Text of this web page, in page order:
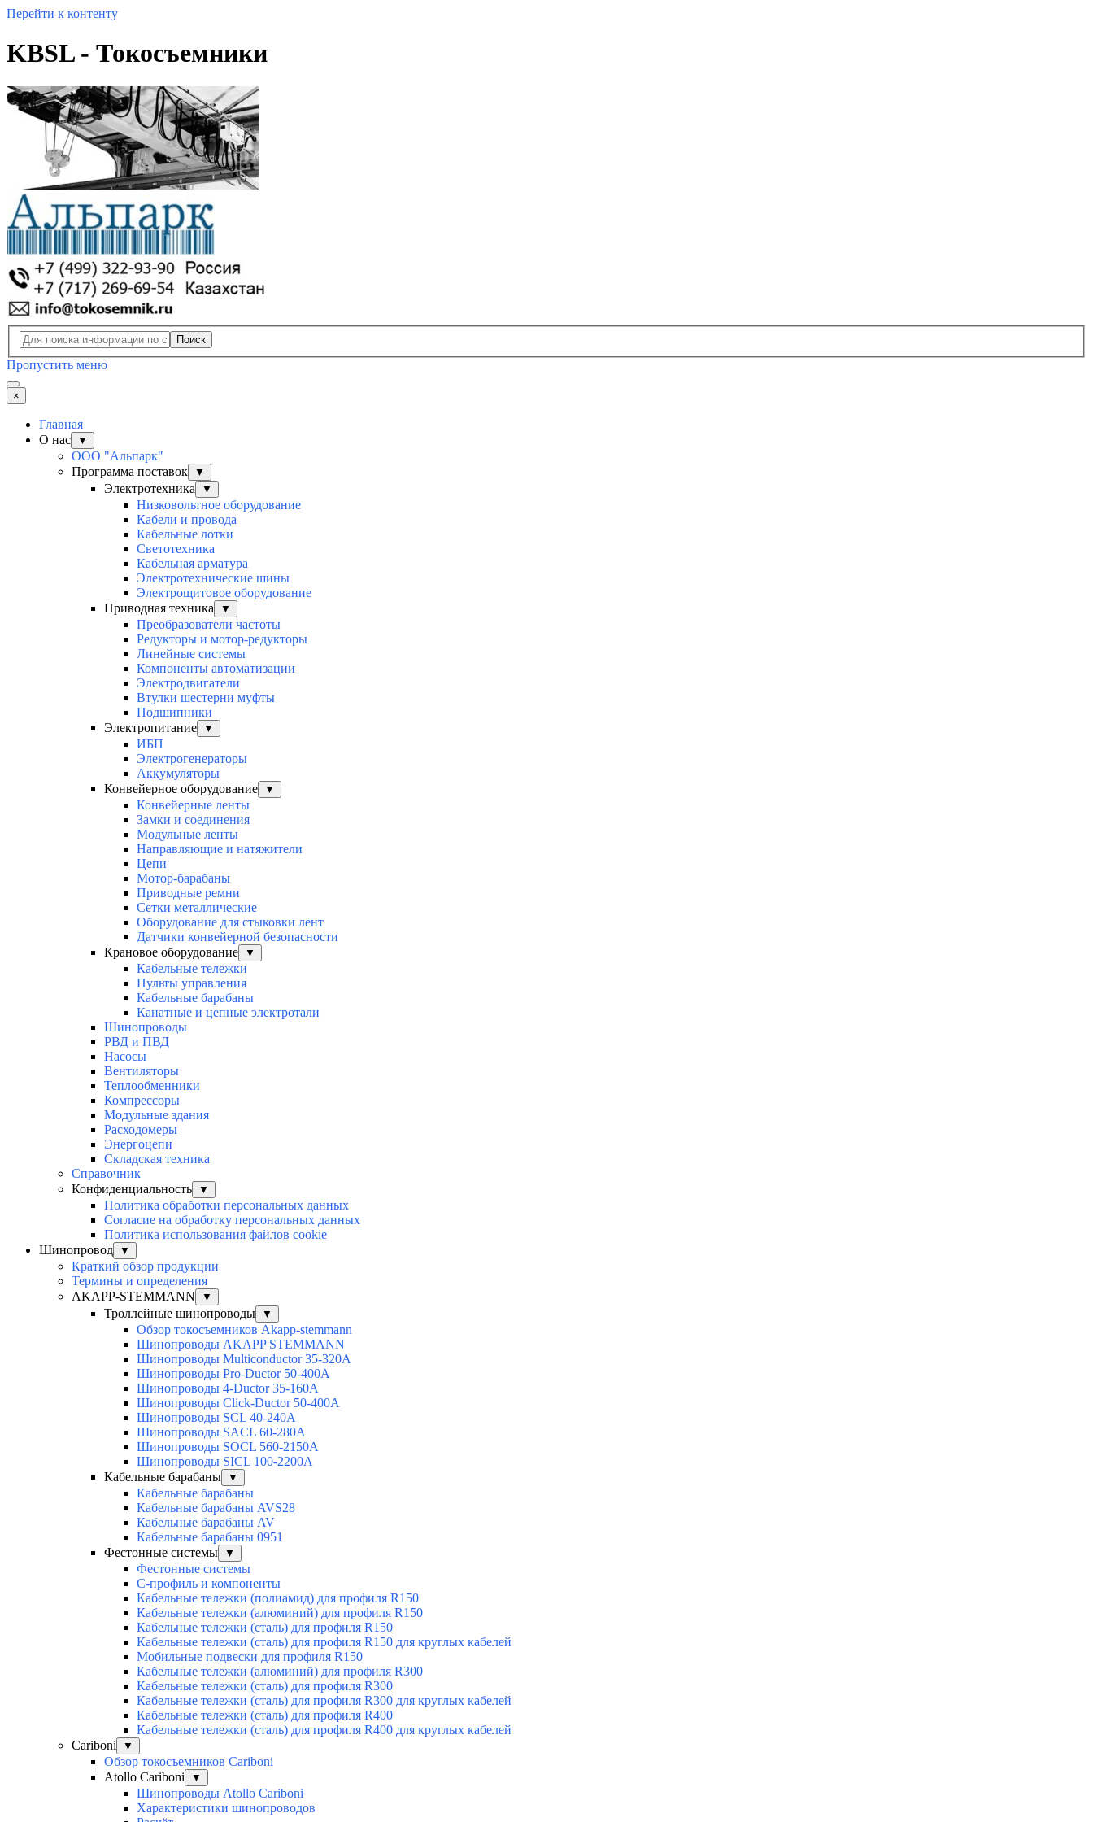
Перейти к контенту
KBSL - Токосъемники
Поиск
Пропустить меню
×
Главная
О нас
▼
ООО "Альпарк"
Программа поставок
▼
Электротехника ▼
Низковольтное оборудование
Кабели и провода
Кабельные лотки
Светотехника
Кабельная арматура
Электротехнические шины
Электрощитовое оборудование
Приводная техника
▼
Преобразователи частоты
Редукторы и мотор-редукторы
Линейные системы
Компоненты автоматизации
Электродвигатели
Втулки шестерни муфты
Подшипники
Электропитание
▼
ИБП
Электрогенераторы
Аккумуляторы
Конвейерное оборудование
▼
Конвейерные ленты
Замки и соединения
Модульные ленты
Направляющие и натяжители
Цепи
Мотор-барабаны
Приводные ремни
Сетки металлические
Оборудование для стыковки лент
Датчики конвейерной безопасности
Крановое оборудование
▼
Кабельные тележки
Пульты управления
Кабельные барабаны
Канатные и цепные электротали
Шинопроводы
РВД и ПВД
Насосы
Вентиляторы
Теплообменники
Компрессоры
Модульные здания
Расходомеры
Энергоцепи
Складская техника
Справочник
Конфиденциальность
▼
Политика обработки персональных данных
Согласие на обработку персональных данных
Политика использования файлов cookie
Шинопровод
▼
Краткий обзор продукции
Термины и определения
AKAPP-STEMMANN
▼
Троллейные шинопроводы ▼
Обзор токосъемников Akapp-stemmann
Шинопроводы AKAPP STEMMANN
Шинопроводы Multiconductor 35-320А
Шинопроводы Pro-Ductor 50-400А
Шинопроводы 4-Ductor 35-160А
Шинопроводы Click-Ductor 50-400А
Шинопроводы SCL 40-240А
Шинопроводы SACL 60-280А
Шинопроводы SOCL 560-2150А
Шинопроводы SICL 100-2200А
Кабельные барабаны
▼
Кабельные барабаны
Кабельные барабаны AVS28
Кабельные барабаны AV
Кабельные барабаны 0951
Фестонные системы
▼
Фестонные системы
С-профиль и компоненты
Кабельные тележки (полиамид) для профиля R150
Кабельные тележки (алюминий) для профиля R150
Кабельные тележки (сталь) для профиля R150
Кабельные тележки (сталь) для профиля R150 для круглых кабелей
Мобильные подвески для профиля R150
Кабельные тележки (алюминий) для профиля R300
Кабельные тележки (сталь) для профиля R300
Кабельные тележки (сталь) для профиля R300 для круглых кабелей
Кабельные тележки (сталь) для профиля R400
Кабельные тележки (сталь) для профиля R400 для круглых кабелей
Cariboni
▼
Обзор токосъемников Cariboni
Atollo Cariboni
▼
Шинопроводы Atollo Cariboni
Характеристики шинопроводов